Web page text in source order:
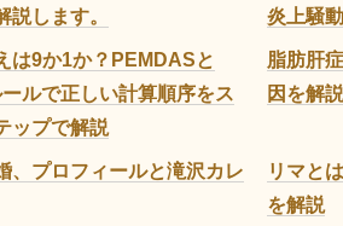
説します。
炎上騒
は9か1か？PEMDASと
ルで正しい計算順序をス
ップで解説
脂肪肝
因を解説
、プロフィールと滝沢カレ
リマと
を解説